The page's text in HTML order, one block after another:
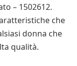
– 1502612.
che
donna che
qualità.